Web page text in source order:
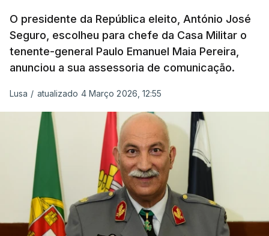
O presidente da República eleito, António José
Seguro, escolheu para chefe da Casa Militar o
tenente-general Paulo Emanuel Maia Pereira,
anunciou a sua assessoria de comunicação.
Lusa / atualizado 4 Março 2026, 12:55